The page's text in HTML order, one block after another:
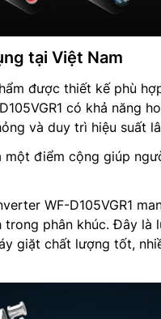
tại Việt Nam
được thiết kế phù
có khả năng
và duy trì hiệu suất
một điểm cộng giúp
WF-D105VGR1
phân khúc. Đây là
giặt chất lượng tốt,